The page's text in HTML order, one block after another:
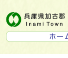
ホー